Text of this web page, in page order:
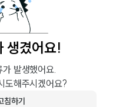
생겼어요!
발생했어요.
도해주시겠어요?
침하기